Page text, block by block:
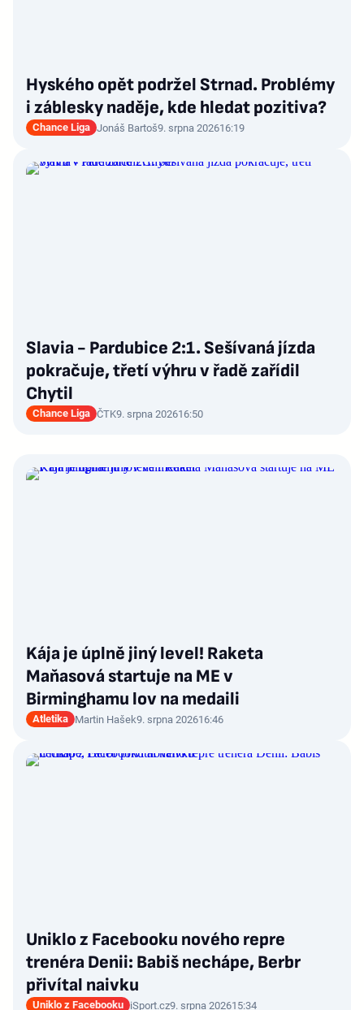
Hyského opět podržel Strnad. Problémy
i záblesky naděje, kde hledat pozitiva?
Chance Liga Jonáš Bartoš9. srpna 202616:19
Slavia - Pardubice 2:1. Sešívaná jízda
pokračuje, třetí výhru v řadě zařídil
Chytil
Chance Liga ČTK9. srpna 202616:50
Kája je úplně jiný level! Raketa
Maňasová startuje na ME v
Birminghamu lov na medaili
Atletika Martin Hašek9. srpna 202616:46
Uniklo z Facebooku nového repre
trenéra Denii: Babiš nechápe, Berbr
přivítal naivku
Uniklo z Facebooku iSport.cz9. srpna 202615:34